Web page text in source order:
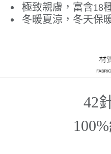
極致親膚，富含18
冬暖夏涼，冬天保
42